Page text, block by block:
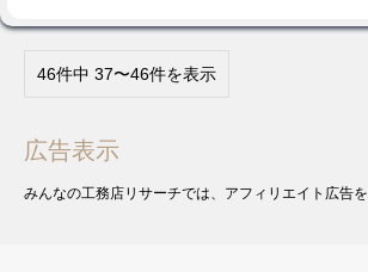
46件中 37〜46件を表示
広告表示
みんなの工務店リサーチでは、アフィリエイト広告を